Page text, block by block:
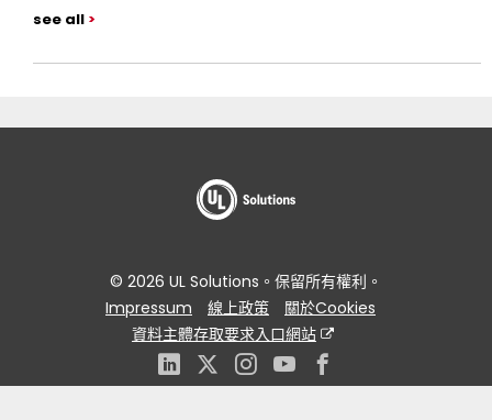
see all
© 2026 UL Solutions。保留所有權利。
Impressum
線上政策
關於Cookies
資料主體存取要求入口網站